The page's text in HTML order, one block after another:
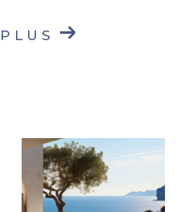
réussir vos
à Hendaye vous
complet, allant